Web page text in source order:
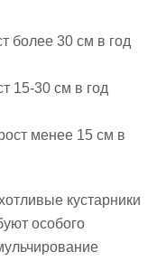
более 30 см в год
15-30 см в год
менее 15 см в
кустарники
особого